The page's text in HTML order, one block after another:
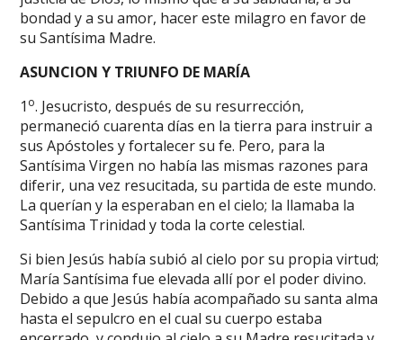
bondad y a su amor, hacer este milagro en favor de
su Santísima Madre.
ASUNCION Y TRIUNFO DE MARÍA
1 o. Jesucristo, después de su resurrección,
permaneció cuarenta días en la tierra para instruir a
sus Apóstoles y fortalecer su fe. Pero, para la
Santísima Virgen no había las mismas razones para
diferir, una vez resucitada, su partida de este mundo.
La querían y la esperaban en el cielo; la llamaba la
Santísima Trinidad y toda la corte celestial.
Si bien Jesús había subió al cielo por su propia virtud;
María Santísima fue elevada allí por el poder divino.
Debido a que Jesús había acompañado su santa alma
hasta el sepulcro en el cual su cuerpo estaba